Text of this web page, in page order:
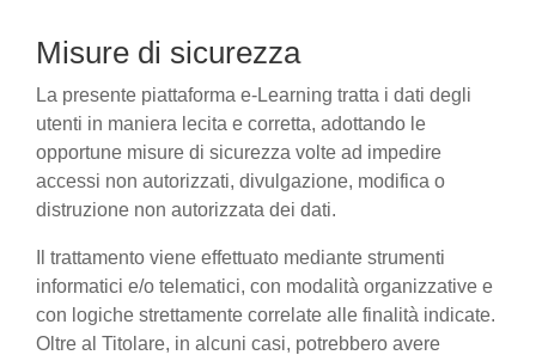
Misure di sicurezza
La presente piattaforma e-Learning tratta i dati degli
utenti in maniera lecita e corretta, adottando le
opportune misure di sicurezza volte ad impedire
accessi non autorizzati, divulgazione, modifica o
distruzione non autorizzata dei dati.
Il trattamento viene effettuato mediante strumenti
informatici e/o telematici, con modalità organizzative e
con logiche strettamente correlate alle finalità indicate.
Oltre al Titolare, in alcuni casi, potrebbero avere